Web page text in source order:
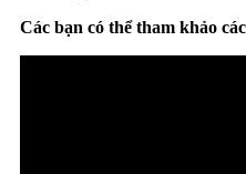
Các bạn có thể tham khảo